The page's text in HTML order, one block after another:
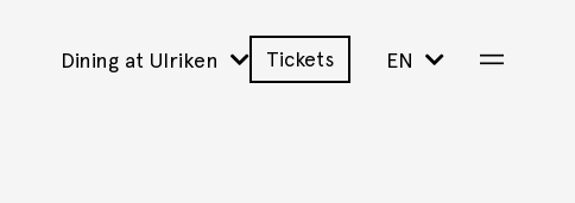
Dining at Ulriken Tickets EN